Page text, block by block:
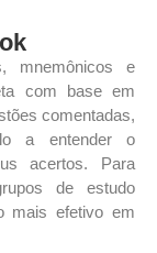
mnemônicos e
com base em
comentadas,
lo a entender o
acertos. Para
de estudo
mais efetivo em